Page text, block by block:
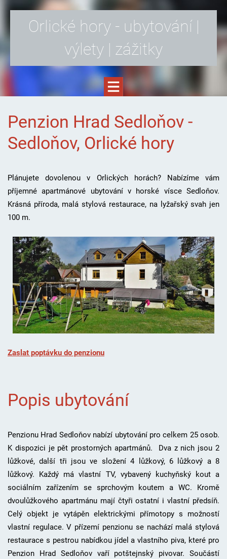
Orlické hory - ubytování |
výlety | zážitky
Penzion Hrad Sedloňov -
Sedloňov, Orlické hory
Plánujete dovolenou v Orlických horách? Nabízíme vám
příjemné apartmánové ubytování v horské vísce Sedloňov.
Krásná příroda, malá stylová restaurace, na lyžařský svah jen
100 m.
Zaslat poptávku do penzionu
Popis ubytování
Penzionu Hrad Sedloňov nabízí ubytování pro celkem 25 osob.
K dispozici je pět prostorných apartmánů. Dva z nich jsou 2
lůžkové, další tři jsou ve složení 4 lůžkový, 6 lůžkový a 8
lůžkový. Každý má vlastní TV, vybavený kuchyňský kout a
sociálním zařízením se sprchovým koutem a WC. Kromě
dvoulůžkového apartmánu mají čtyři ostatní i vlastní předsíň.
Celý objekt je vytápěn elektrickými přímotopy s možností
vlastní regulace. V přízemí penzionu se nachází malá stylová
restaurace s pestrou nabídkou jídel a vlastního piva, které pro
Penzion Hrad Sedloňov vaří potštejnský pivovar. Součástí